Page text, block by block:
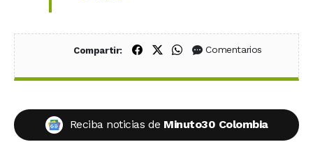
Compartir: Compartir en Facebook
Compartir en X (Twitter)
Compartir en WhatsApp
Comentarios
Reciba noticias de Minuto30 Colombia